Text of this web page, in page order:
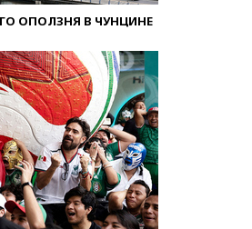
ОПОЛЗНЯ В ЧУНЦИНЕ